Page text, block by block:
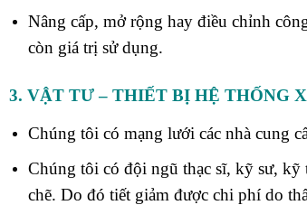
Nâng cấp, mở rộng hay điều chỉnh
còn giá trị sử dụng.
3. VẬT TƯ – THIẾT BỊ HỆ THỐNG
Chúng tôi có mạng lưới các nhà cung
Chúng tôi có đội ngũ thạc sĩ, kỹ sư, kỹ
chẽ. Do đó tiết giảm được chi phí do